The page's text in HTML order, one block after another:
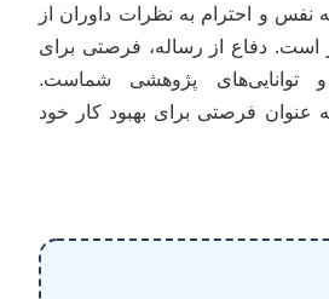
نفس و احترام به نظرات داوران از
است. دفاع از رساله، فرصتی برای
توانایی‌های پژوهشی شماست.
عنوان فرصتی برای بهبود کار خود